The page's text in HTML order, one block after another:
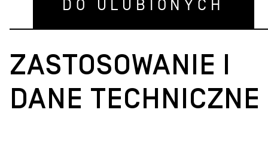
DO ULUBIONYCH
ZASTOSOWANIE I
DANE TECHNICZNE